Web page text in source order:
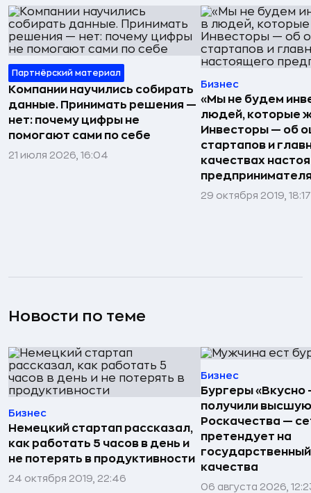
Партнёрский материал
Компании научились собирать
данные. Принимать решения —
нет: почему цифры не
помогают сами по себе
21 июля 2026, 16:04
Бизнес
«Мы не будем
людей, которые
Инвесторы — об
стартапов и
качествах
29 октября 2019, 18:17
Новости по теме
Бизнес
Немецкий стартап рассказал,
как работать 5 часов в день и
не потерять в продуктивности
24 октября 2019, 22:46
Бизнес
Бургеры «Вкусно
получили
Роскачества —
претендует на
качества
06 августа 2026,